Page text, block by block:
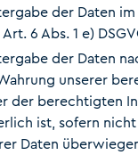
der Daten
6 Abs. 1 e)
der Daten
unserer
der berechtigten
ist, sofern nicht
Daten